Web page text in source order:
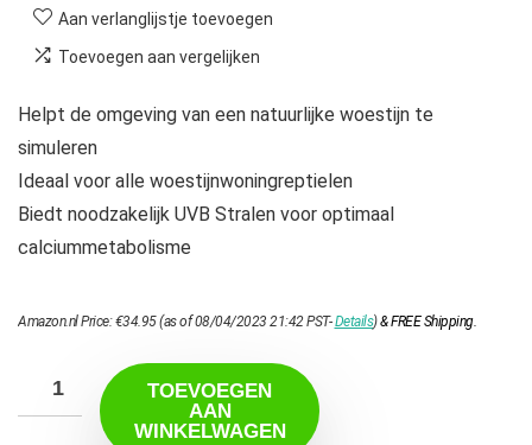
Aan verlanglijstje toevoegen
Toevoegen aan vergelijken
Helpt de omgeving van een natuurlijke woestijn te
simuleren
Ideaal voor alle woestijnwoningreptielen
Biedt noodzakelijk UVB Stralen voor optimaal
calciummetabolisme
Amazon.nl Price:€34.95(as of 08/04/2023 21:42 PST-Details)&FREE Shipping.
TOEVOEGEN
AAN
WINKELWAGEN